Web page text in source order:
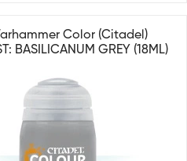
Color (Citadel)
BASILICANUM GREY (18ML)